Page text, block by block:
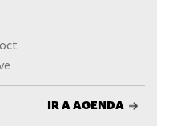
IR A AGENDA